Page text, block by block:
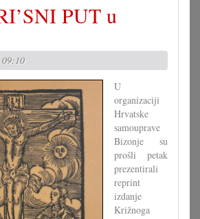
PUT u
U
organizaciji
Hrvatske
samouprave
Bizonje su
prošli petak
prezentirali
reprint
izdanje
Križnoga